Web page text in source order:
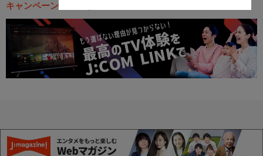
キャンペーン・お得な情報